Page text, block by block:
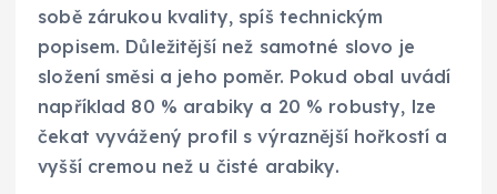
sobě zárukou kvality, spíš technickým
popisem. Důležitější než samotné slovo je
složení směsi a jeho poměr. Pokud obal uvádí
například 80 % arabiky a 20 % robusty, lze
čekat vyvážený profil s výraznější hořkostí a
vyšší cremou než u čisté arabiky.